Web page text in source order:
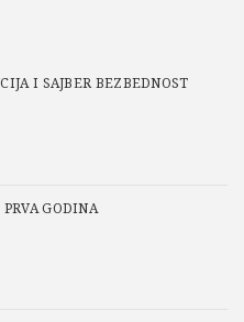
I SAJBER BEZBEDNOST
GODINA